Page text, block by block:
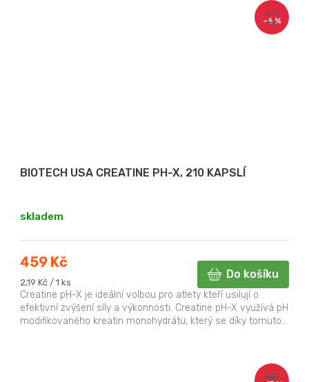
490
Kč
–6 %
BIOTECH USA CREATINE PH-X, 210 KAPSLÍ
skladem
459 Kč
Měrná
cena:
2,19 Kč / 1 ks
Do košíku
Creatine pH-X je ideální volbou pro atlety kteří usilují o
efektivní zvýšení síly a výkonnosti. Creatine pH-X využívá pH
modifikovaného kreatin monohydrátu, který se díky tomuto...
340